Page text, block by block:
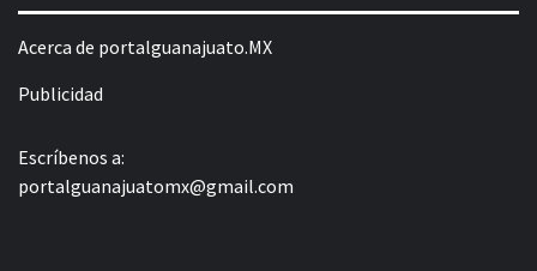
Acerca de portalguanajuato.MX
Publicidad
Escríbenos a:
portalguanajuatomx@gmail.com